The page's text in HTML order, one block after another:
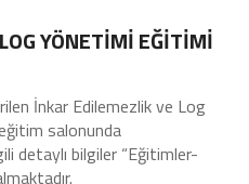
YÖNETİMİ EĞİTİMİ
İnkar Edilemezlik ve Log
salonunda
detaylı bilgiler “Eğitimler-